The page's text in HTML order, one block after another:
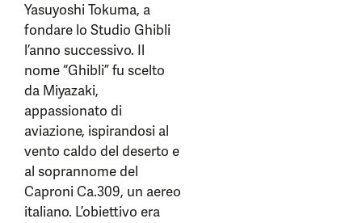
Yasuyoshi Tokuma, a
fondare lo Studio Ghibli
l’anno successivo. Il
nome “Ghibli” fu scelto
da Miyazaki,
appassionato di
aviazione, ispirandosi al
vento caldo del deserto e
al soprannome del
Caproni Ca.309, un aereo
italiano. L’obiettivo era